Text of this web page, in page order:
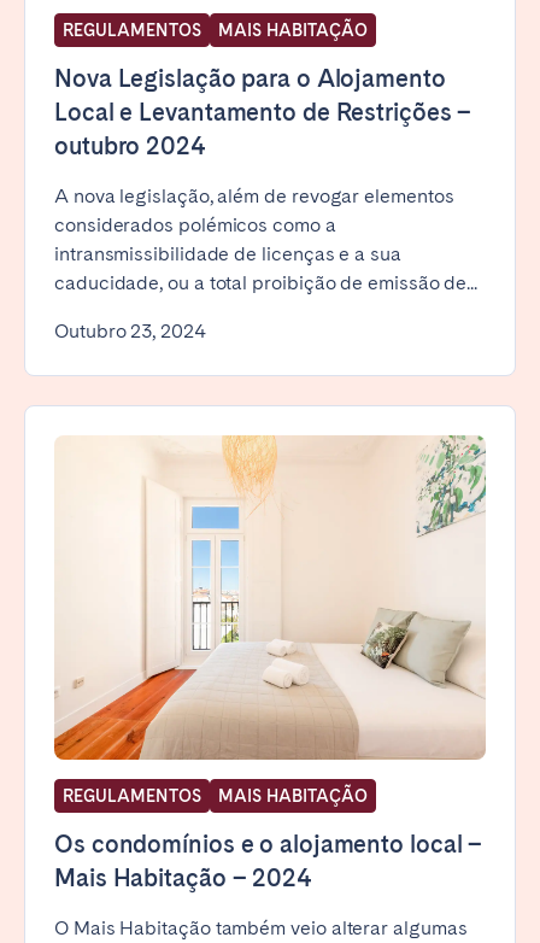
REGULAMENTOS MAIS HABITAÇÃO
Nova Legislação para o Alojamento
Local e Levantamento de Restrições –
outubro 2024
A nova legislação, além de revogar elementos
considerados polémicos como a
intransmissibilidade de licenças e a sua
caducidade, ou a total proibição de emissão de...
Outubro 23, 2024
REGULAMENTOS MAIS HABITAÇÃO
Os condomínios e o alojamento local –
Mais Habitação – 2024
O Mais Habitação também veio alterar algumas